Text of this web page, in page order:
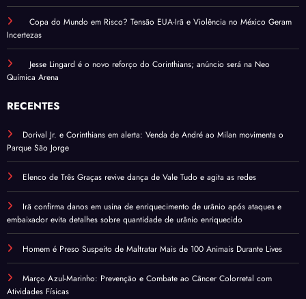
Copa do Mundo em Risco? Tensão EUA-Irã e Violência no México Geram
Incertezas
Jesse Lingard é o novo reforço do Corinthians; anúncio será na Neo
Química Arena
RECENTES
Dorival Jr. e Corinthians em alerta: Venda de André ao Milan movimenta o
Parque São Jorge
Elenco de Três Graças revive dança de Vale Tudo e agita as redes
Irã confirma danos em usina de enriquecimento de urânio após ataques e
embaixador evita detalhes sobre quantidade de urânio enriquecido
Homem é Preso Suspeito de Maltratar Mais de 100 Animais Durante Lives
Março Azul-Marinho: Prevenção e Combate ao Câncer Colorretal com
Atividades Físicas